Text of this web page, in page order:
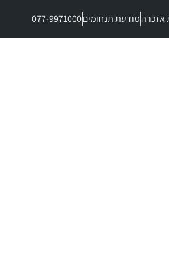
אזכרהמודעת תנחומים077-9971000